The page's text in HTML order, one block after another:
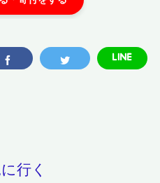
行く